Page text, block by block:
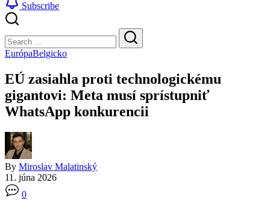
Subscribe
Search
Search
EurópaBelgicko
EÚ zasiahla proti technologickému
gigantovi: Meta musí sprístupniť
WhatsApp konkurencii
By Miroslav Malatinský
11. júna 2026
0